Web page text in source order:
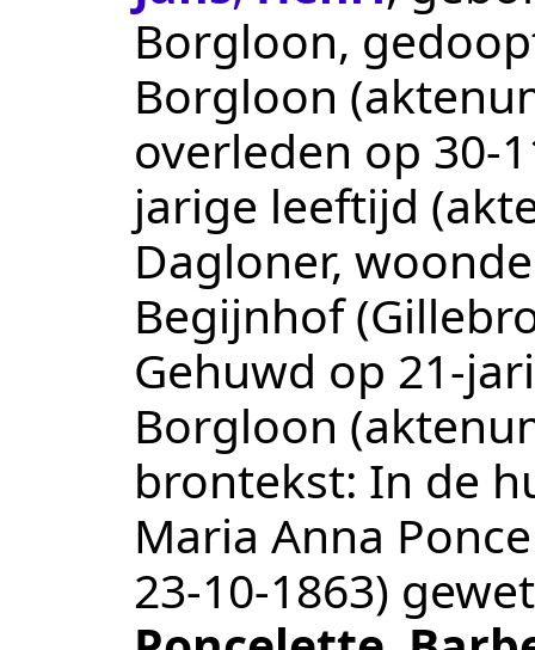
Borgloon,
Borgloon
overleden op
jarige leeftijd
Dagloner,
Begijnhof
Gehuwd op 21-
Borgloon
brontekst: In de
Maria Anna
23-10-1863)